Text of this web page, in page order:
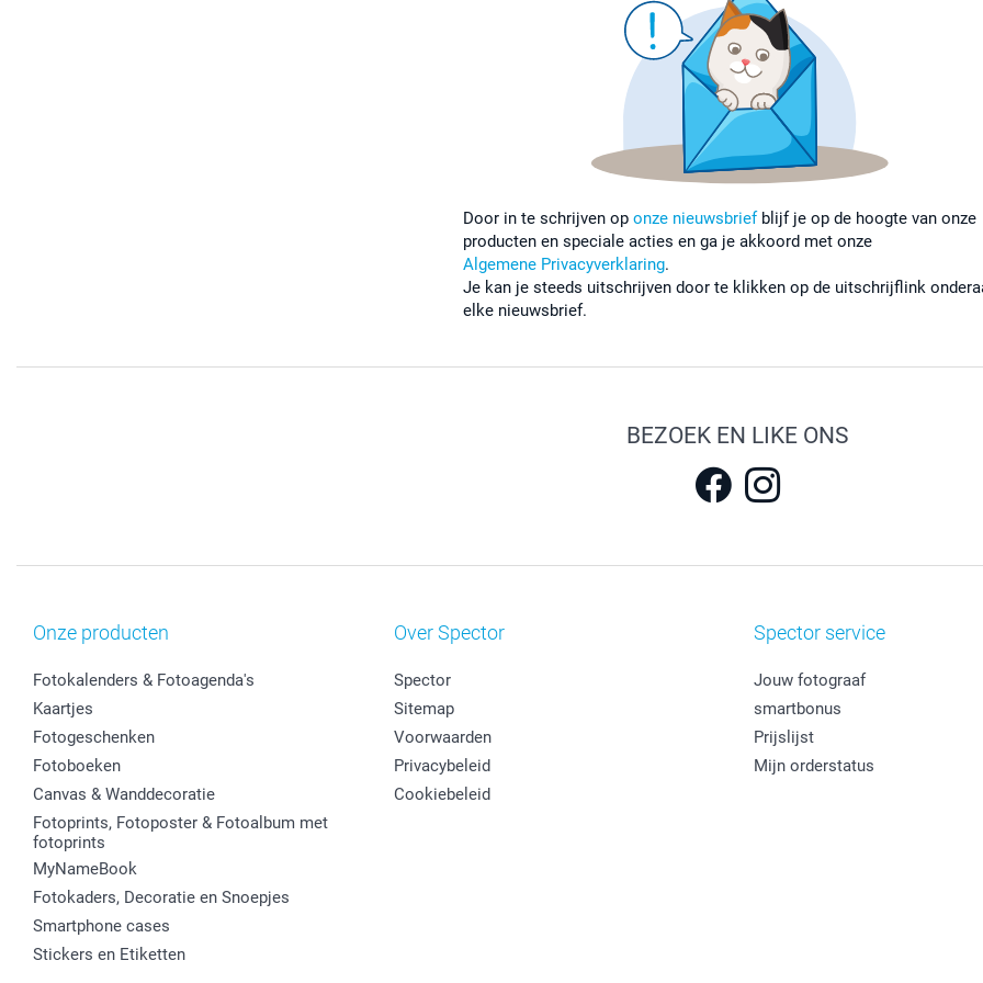
Door in te schrijven op onze nieuwsbriefblijf je op de hoogte van onze
producten en speciale acties en ga je akkoord met onze
Algemene Privacyverklaring.
Je kan je steeds uitschrijven door te klikken op de uitschrijflink
elke nieuwsbrief.
BEZOEK EN LIKE ONS
Onze producten
Fotokalenders & Fotoagenda's
Kaartjes
Fotogeschenken
Fotoboeken
Canvas & Wanddecoratie
Fotoprints, Fotoposter & Fotoalbum met
fotoprints
MyNameBook
Fotokaders, Decoratie en Snoepjes
Smartphone cases
Stickers en Etiketten
Over Spector
Spector
Sitemap
Voorwaarden
Privacybeleid
Cookiebeleid
Spector service
Jouw fotograaf
smartbonus
Prijslijst
Mijn orderstatus